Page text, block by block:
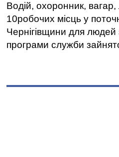
Водій, охоронник,
10робочих місць у
Чернігівщини для людей
програми служби